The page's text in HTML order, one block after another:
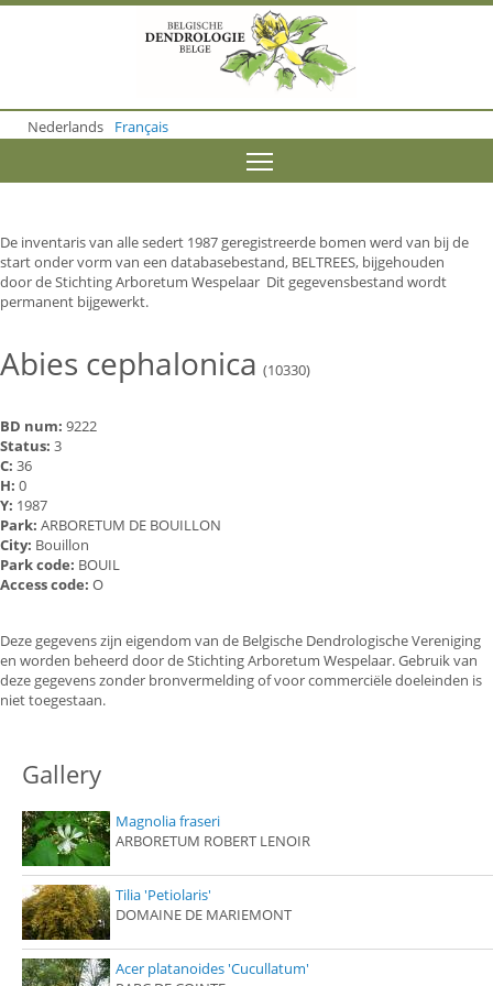
o
m
o
n
t
e
n
Nederlands Français
De inventaris van alle sedert 1987 geregistreerde bomen werd van bij de
start onder vorm van een databasebestand, BELTREES, bijgehouden
door de Stichting Arboretum Wespelaar Dit gegevensbestand wordt
permanent bijgewerkt.
Abies cephalonica (10330)
BD num: 9222
Status: 3
C: 36
H: 0
Y: 1987
Park: ARBORETUM DE BOUILLON
City: Bouillon
Park code: BOUIL
Access code: O
Deze gegevens zijn eigendom van de Belgische Dendrologische Vereniging
en worden beheerd door de Stichting Arboretum Wespelaar. Gebruik van
deze gegevens zonder bronvermelding of voor commerciële doeleinden is
niet toegestaan.
Gallery
Magnolia fraseri
ARBORETUM ROBERT LENOIR
Tilia 'Petiolaris'
DOMAINE DE MARIEMONT
Acer platanoides 'Cucullatum'